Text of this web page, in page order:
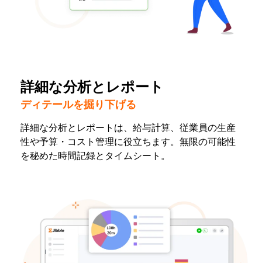
詳細な分析とレポート
ディテールを掘り下げる
詳細な分析とレポートは、給与計算、従業員の生産
性や予算・コスト管理に役立ちます。無限の可能性
を秘めた時間記録とタイムシート。